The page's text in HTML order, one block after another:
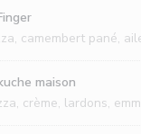
camembert pané,
maison
crème, lardons,